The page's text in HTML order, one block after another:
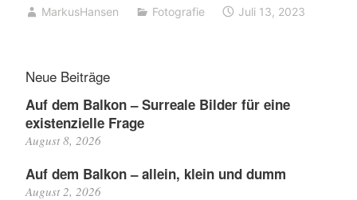
MarkusHansen Fotografie Juli 13, 2023
Neue Beiträge
Auf dem Balkon – Surreale Bilder für eine
existenzielle Frage
August 8, 2026
Auf dem Balkon – allein, klein und dumm
August 2, 2026